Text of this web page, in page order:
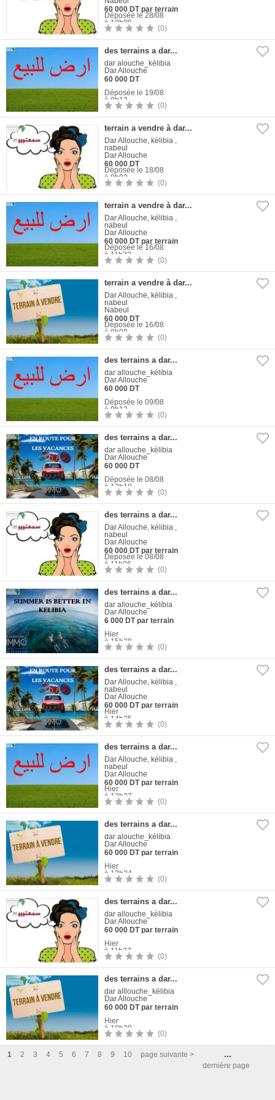
Déposée le 28/08
à 10h08
60 000 DT par terrain
(0)
des terrains a dar...
Déposée le 19/08
à 9h13
dar alouche_kélibia
Dar Allouche
60 000 DT
(0)
terrain a vendre à dar...
Déposée le 18/08
à 9h03
Dar Allouche, kélibia ,
nabeul
Dar Allouche
60 000 DT
(0)
terrain a vendre à dar...
Déposée le 16/08
à 11h22
Dar Allouche, kélibia ,
nabeul
Dar Allouche
60 000 DT par terrain
(0)
terrain a vendre à dar...
Déposée le 16/08
à 9h09
Dar Allouche, kélibia ,
nabeul
Nabeul
60 000 DT
(0)
des terrains a dar...
Déposée le 09/08
à 9h12
dar allouche_kélibia
Dar Allouche
60 000 DT
(0)
des terrains a dar...
Déposée le 08/08
à 12h10
dar allouche_kélibia
Dar Allouche
60 000 DT
(0)
des terrains a dar...
Déposée le 08/08
à 11h06
Dar Allouche, kélibia ,
nabeul
Dar Allouche
60 000 DT par terrain
(0)
des terrains a dar...
Hier
à 15h28
dar allouche_kélibia
Dar Allouche
6 000 DT par terrain
(0)
des terrains a dar...
Hier
à 14h25
Dar Allouche, kélibia ,
nabeul
Dar Allouche
60 000 DT par terrain
(0)
des terrains a dar...
Hier
à 13h37
Dar Allouche, kélibia ,
nabeul
Dar Allouche
60 000 DT par terrain
(0)
des terrains a dar...
Hier
à 12h24
dar alouche_kélibia
Dar Allouche
60 000 DT par terrain
(0)
des terrains a dar...
Hier
à 11h27
dar allouche_kélibia
Dar Allouche
60 000 DT par terrain
(0)
des terrains a dar...
Hier
à 10h29
dar alllouche_kélibia
Dar Allouche
60 000 DT par terrain
(0)
1 2 3 4 5 6 7 8 9 10 ...
page suivante >
dernière page